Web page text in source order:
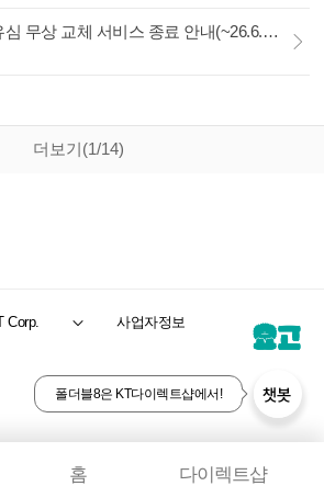
[안내] 공항로밍센터 유심 무상 교체 서비스 종료 안내(~26.6.30)
더보기(1/14)
Corp. 사업자정보
챗봇
폴더블8은 KT다이렉트샵에서!
홈 다이렉트샵